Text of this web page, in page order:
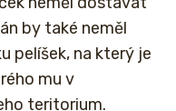
by také neměl
pelíšek, na který je
mu v
teritorium.